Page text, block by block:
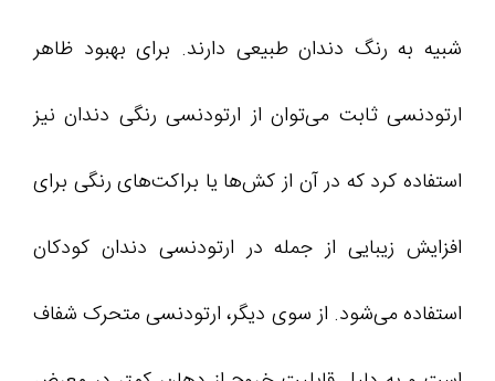
شبیه به رنگ دندان طبیعی دارند. برای بهبود ظاهر
ارتودنسی ثابت می‌توان از ارتودنسی رنگی دندان نیز
استفاده کرد که در آن از کش‌ها یا براکت‌های رنگی برای
افزایش زیبایی از جمله در ارتودنسی دندان کودکان
استفاده می‌شود. از سوی دیگر، ارتودنسی متحرک شفاف